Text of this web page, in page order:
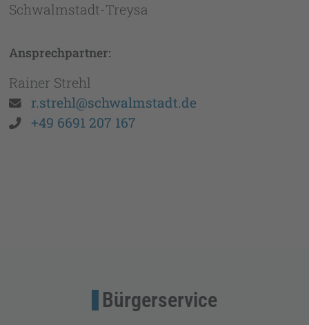
Schwalmstadt-Treysa
Ansprechpartner:
Rainer Strehl
Email:
r.strehl@schwalmstadt.de
Telefon:
+49 6691 207 167
Bürgerservice